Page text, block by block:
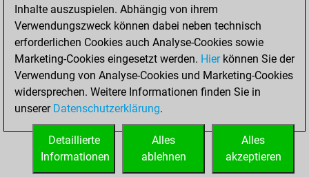
Bauer setzt Matt
Erstickte Matts
Unterverwandlungen
0
Türme auf der siebten
0
STARTSEITE
Inhalte auszuspielen. Abhängig von ihrem
Verwendungszweck können dabei neben technisch
erforderlichen Cookies auch Analyse-Cookies sowie
Marketing-Cookies eingesetzt werden. Hierkönnen Sie der
Verwendung von Analyse-Cookies und Marketing-Cookies
widersprechen. Weitere Informationen finden Sie in
unserer Datenschutzerklärung.
Alles
akzeptieren
Alles
ablehnen
Detaillierte
Informationen